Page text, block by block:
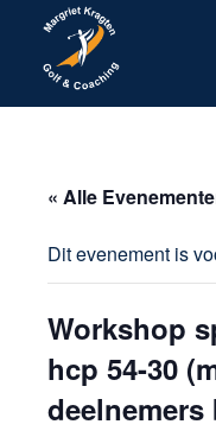
« Alle
Dit evenement is
Workshop
hcp 54-30
deelnemers